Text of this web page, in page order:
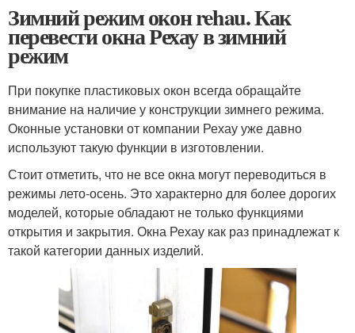
Зимний режим окон rehau. Как
перевести окна Рехау в зимний
режим
При покупке пластиковых окон всегда обращайте
внимание на наличие у конструкции зимнего режима.
Оконные установки от компании Рехау уже давно
используют такую функции в изготовлении.
Стоит отметить, что не все окна могут переводиться в
режимы лето-осень. Это характерно для более дорогих
моделей, которые обладают не только функциями
открытия и закрытия. Окна Рехау как раз принадлежат к
такой категории данных изделий.